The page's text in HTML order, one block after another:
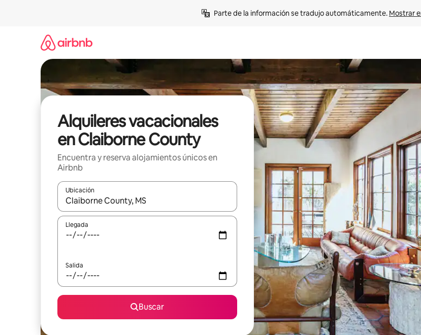
Parte de la información se tradujo automáticamente. Mostrar
Alquileres vacacionales
en Claiborne County
Encuentra y reserva alojamientos únicos en
Airbnb
Ubicación
Cuando los resultados estén disponibles, navega con las teclas de flecha hacia arriba y hacia abajo o explora
Llegada
Salida
Buscar